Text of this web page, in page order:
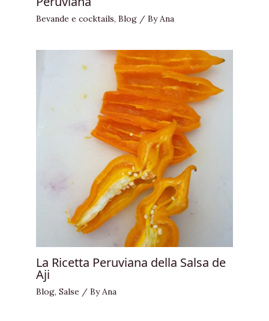
Bevande e cocktails, Blog / ByAna
La Ricetta Peruviana della Salsa de
Aji
Blog, Salse / ByAna